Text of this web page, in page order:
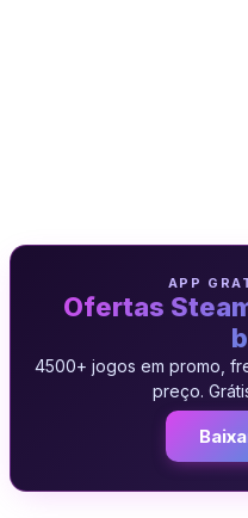
APP
Ofertas
4500+ jogos em promo,
preço.